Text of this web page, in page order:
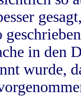
in
wurde,